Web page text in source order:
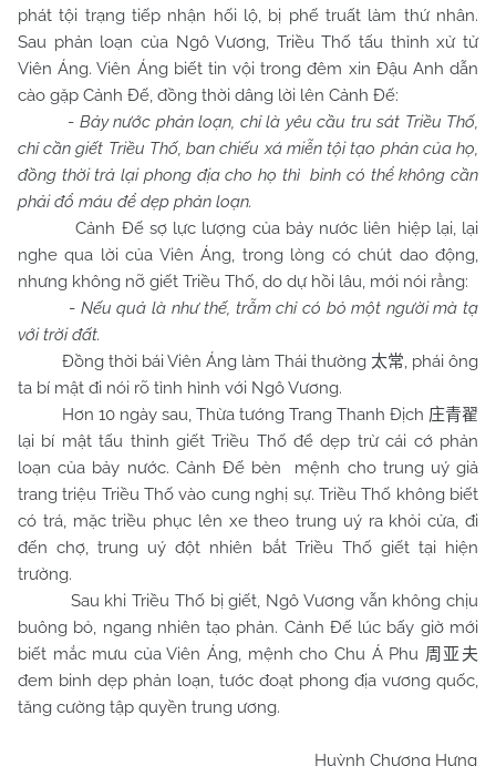
phát tội trạng tiếp nhận hối lộ, bị phế truất làm thứ nhân.
Sau phản loạn của Ngô Vương, Triều Thố tấu thỉnh xử tử
Viên Áng. Viên Áng biết tin vội trong đêm xin Đậu Anh dẫn
cào gặp Cảnh Đế, đồng thời dâng lời lên Cảnh Đế:
- Bảy nước phản loạn, chỉ là yêu cầu tru sát Triều Thố,
chỉ cần giết Triều Thố, ban chiếu xá miễn tội tạo phản của họ,
đồng thời trả lại phong địa cho họ thì binh có thể không cần
phải đổ máu để dẹp phản loạn.
Cảnh Đế sợ lực lượng của bảy nước liên hiệp lại, lại
nghe qua lời của Viên Áng, trong lòng có chút dao động,
nhưng không nỡ giết Triều Thố, do dự hồi lâu, mới nói rằng:
- Nếu quả là như thế, trẫm chỉ có bỏ một người mà tạ
với trời đất.
Đồng thời bái Viên Áng làm Thái thường 太常, phái ông
ta bí mật đi nói rõ tình hình với Ngô Vương.
Hơn 10 ngày sau, Thừa tướng Trang Thanh Địch 庄青翟
lại bí mật tấu thỉnh giết Triều Thố để dẹp trừ cái cớ phản
loạn của bảy nước. Cảnh Đế bèn mệnh cho trung uý giả
trang triệu Triều Thố vào cung nghị sự. Triều Thố không biết
có trá, mặc triều phục lên xe theo trung uý ra khỏi cửa, đi
đến chợ, trung uý đột nhiên bắt Triều Thố giết tại hiện
trường.
Sau khi Triều Thố bị giết, Ngô Vương vẫn không chịu
buông bỏ, ngang nhiên tạo phản. Cảnh Đế lúc bấy giờ mới
biết mắc mưu của Viên Áng, mệnh cho Chu Á Phu 周亚夫
đem binh dẹp phản loạn, tước đoạt phong địa vương quốc,
tăng cường tập quyền trung ương.
Huỳnh Chương Hưng